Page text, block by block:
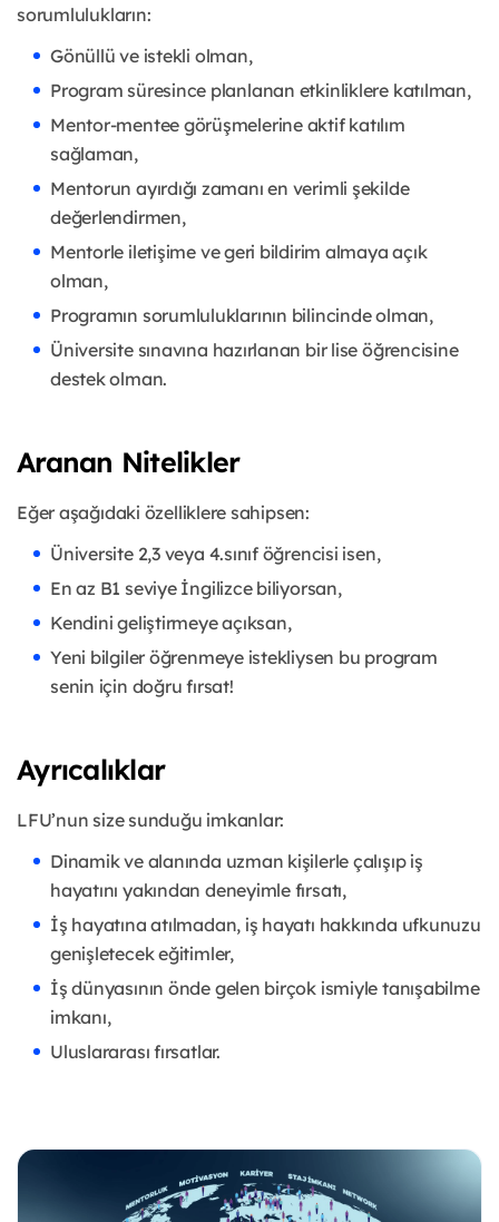
sorumlulukların:
Gönüllü ve istekli olman,
Program süresince planlanan etkinliklere katılman,
Mentor-mentee görüşmelerine aktif katılım
sağlaman,
Mentorun ayırdığı zamanı en verimli şekilde
değerlendirmen,
Mentorle iletişime ve geri bildirim almaya açık
olman,
Programın sorumluluklarının bilincinde olman,
Üniversite sınavına hazırlanan bir lise öğrencisine
destek olman.
Aranan Nitelikler
Eğer aşağıdaki özelliklere sahipsen:
Üniversite 2,3 veya 4.sınıf öğrencisi isen,
En az B1 seviye İngilizce biliyorsan,
Kendini geliştirmeye açıksan,
Yeni bilgiler öğrenmeye istekliysen bu program
senin için doğru fırsat!
Ayrıcalıklar
LFU’nun size sunduğu imkanlar:
Dinamik ve alanında uzman kişilerle çalışıp iş
hayatını yakından deneyimle fırsatı,
İş hayatına atılmadan, iş hayatı hakkında ufkunuzu
genişletecek eğitimler,
İş dünyasının önde gelen birçok ismiyle tanışabilme
imkanı,
Uluslararası fırsatlar.